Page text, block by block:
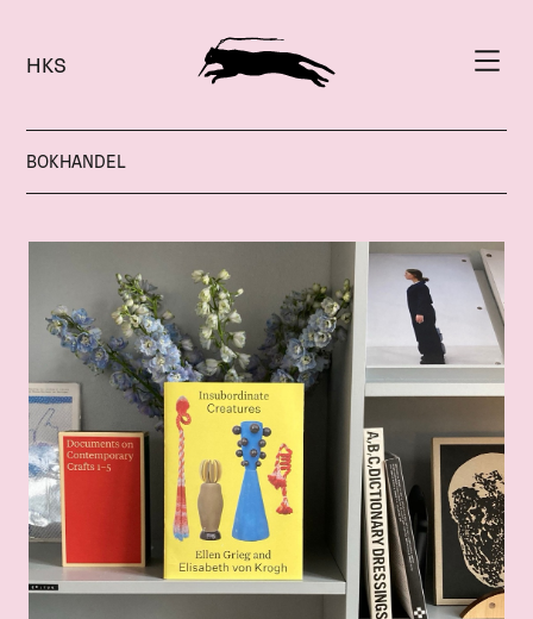
HKS
BOKHANDEL